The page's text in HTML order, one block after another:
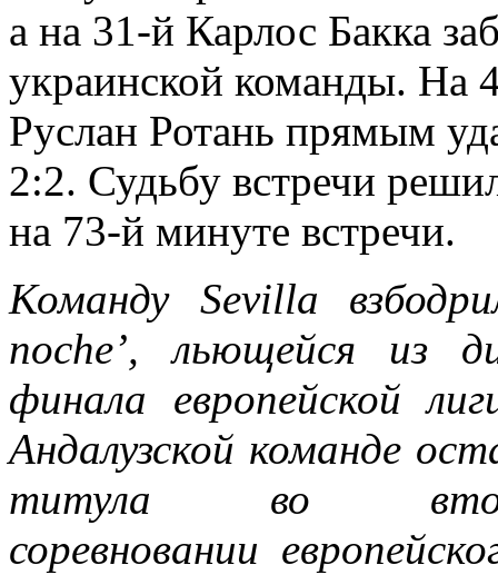
а на 31-й Карлос Бакка
украинской команды. На
Руслан Ротань прямым
2:2. Судьбу встречи
на 73-й минуте встречи.
Команду Sevilla
noche’, льющейся из
финала европейской
Андалузской команде
титула во
соревновании